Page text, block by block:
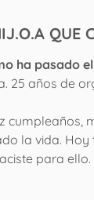
QUE
ha pasado
25 años de
cumpleaños,
la vida.
para ello.